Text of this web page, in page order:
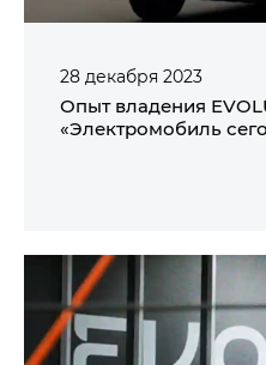
28 декабря 2023
Опыт владения
«Электромобиль